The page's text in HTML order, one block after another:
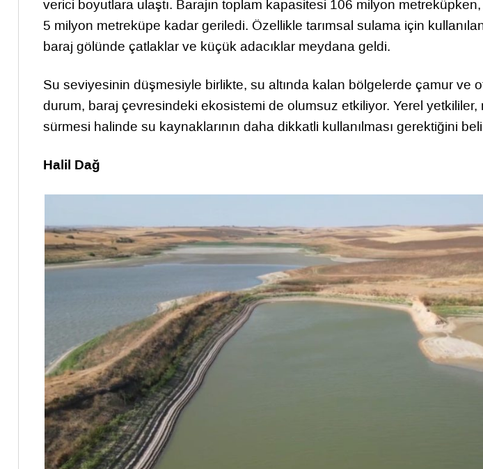
verici boyutlara ulaştı. Barajın toplam kapasitesi 106 milyon
5 milyon metreküpe kadar geriledi. Özellikle tarımsal sulama için
baraj gölünde çatlaklar ve küçük adacıklar meydana geldi.
Su seviyesinin düşmesiyle birlikte, su altında kalan bölgelerde çamur ve
durum, baraj çevresindeki ekosistemi de olumsuz etkiliyor. Yerel yetkililer,
sürmesi halinde su kaynaklarının daha dikkatli kullanılması gerektiğini
Halil Dağ